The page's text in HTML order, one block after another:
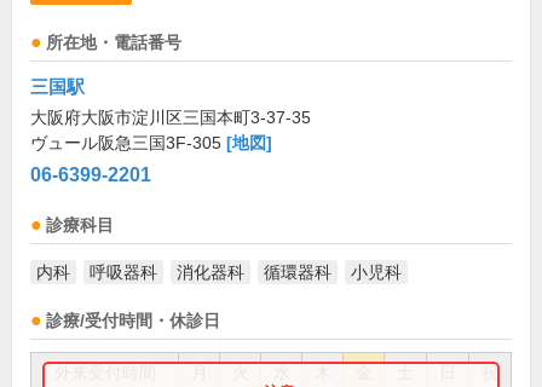
所在地・電話番号
三国駅
大阪府大阪市淀川区三国本町3-37-35
ヴュール阪急三国3F-305 [地図]
06-6399-2201
診療科目
内科 呼吸器科 消化器科 循環器科 小児科
診療/受付時間・休診日
祝